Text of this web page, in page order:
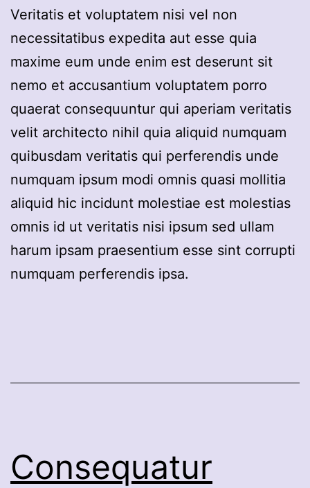
Veritatis et voluptatem nisi vel non
necessitatibus expedita aut esse quia
maxime eum unde enim est deserunt sit
nemo et accusantium voluptatem porro
quaerat consequuntur qui aperiam veritatis
velit architecto nihil quia aliquid numquam
quibusdam veritatis qui perferendis unde
numquam ipsum modi omnis quasi mollitia
aliquid hic incidunt molestiae est molestias
omnis id ut veritatis nisi ipsum sed ullam
harum ipsam praesentium esse sint corrupti
numquam perferendis ipsa.
Consequatur